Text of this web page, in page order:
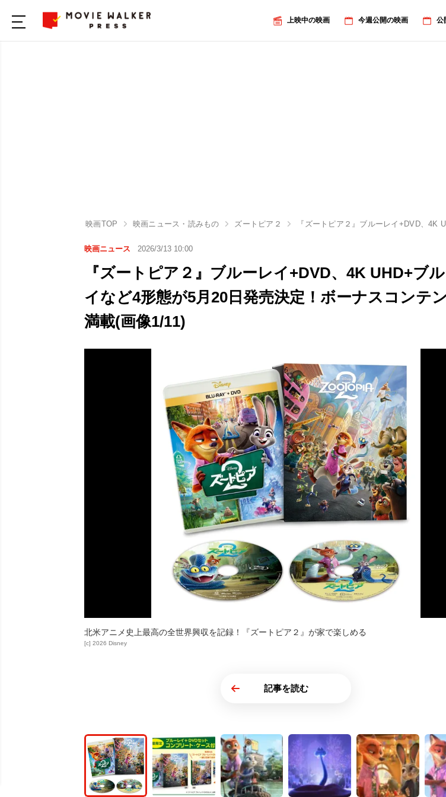
上映中の映画 今週公開の映画 公
映画TOP 映画ニュース・読みもの ズートピア２ 『ズートピア２』ブルーレイ+DVD、4K
映画ニュース 2026/3/13 10:00
『ズートピア２』ブルーレイ+DVD、4K UHD+ブ
イなど4形態が5月20日発売決定！ボーナスコンテ
満載(画像1/11)
北米アニメ史上最高の全世界興収を記録！『ズートピア２』が家で楽しめる
[c] 2026 Disney
記事を読む